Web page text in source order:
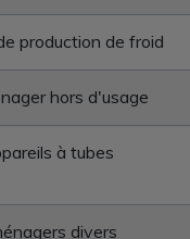
production de froid
hors d'usage
à tubes
divers